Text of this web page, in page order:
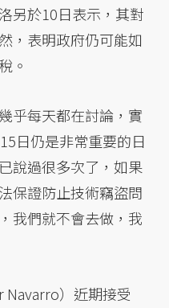
另於10日表示，其對
，表明政府仍可能如
。
乎每天都在討論，實
日仍是非常重要的日
說過很多次了，如果
保證防止技術竊盜問
我們就不會去做，我
Navarro）近期接受